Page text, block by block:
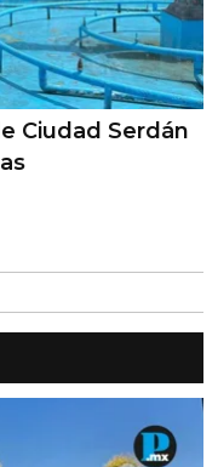
Ciudad Serdán